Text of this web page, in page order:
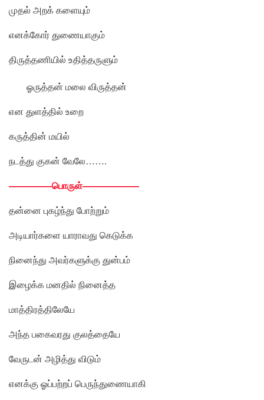
முதல் அறக் களையும்
எனக்கோர் துணையாகும்
திருத்தணியில் உதித்தருளும்
ஓருத்தன் மலை விருத்தன்
என துளத்தில் உறை
கருத்தின் மயில்
நடத்து குகன் வேலே…….
————–பொருள்——————
தன்னை புகழ்ந்து போற்றும்
அடியார்களை யாராவது கெடுக்க
நினைந்து அவர்களுக்கு துன்பம்
இழைக்க மனதில் நினைத்த
மாத்திரத்திலேயே
அந்த பகைவரது குலத்தையே
வேருடன் அழித்து விடும்
எனக்கு ஓப்பற்றப் பெருந்துணையாகி